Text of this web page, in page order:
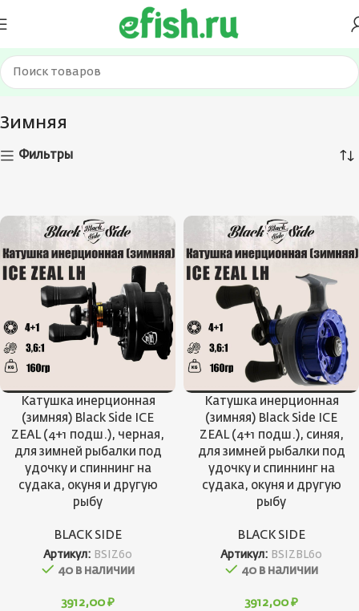
Главная Катушки Зимняя
Зимняя
Фильтры
Катушка инерционная
(зимняя) Black Side ICE
ZEAL (4+1 подш.), черная,
для зимней рыбалки под
удочку и спиннинг на
судака, окуня и другую
рыбу
BLACK SIDE
Артикул: BSIZ60
40 в наличии
3912,00 ₽
Катушка инерционная
(зимняя) Black Side ICE
ZEAL (4+1 подш.), синяя,
для зимней рыбалки под
удочку и спиннинг на
судака, окуня и другую
рыбу
BLACK SIDE
Артикул: BSIZBL60
40 в наличии
3912,00 ₽